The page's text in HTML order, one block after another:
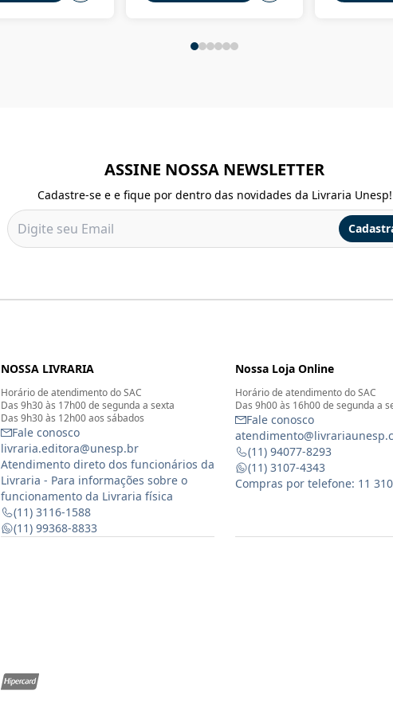
ASSINE NOSSA NEWSLETTER
Cadastre-se e e fique por dentro das novidades da Livraria Unesp!
NOSSA LIVRARIA
Horário de atendimento do SAC
Das 9h30 às 17h00 de segunda a sexta
Das 9h30 às 12h00 aos sábados
Fale conosco
livraria.editora@unesp.br
Atendimento direto dos funcionários da
Livraria - Para informações sobre o
funcionamento da Livraria física
(11) 3116-1588
(11) 99368-8833
Nossa Loja Online
Horário de atendimento do SAC
Das 9h00 às 16h00 de segunda a
Fale conosco
(11) 94077-8293
(11) 3107-4343
Compras por telefone: 11